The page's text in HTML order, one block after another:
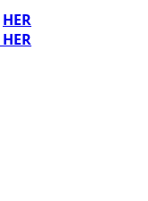
HER
HER